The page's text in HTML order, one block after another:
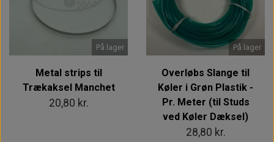
På lager
Metal strips til
Trækaksel Manchet
20,80 kr.
På lager
Overløbs Slange til
Køler i Grøn Plastik -
Pr. Meter (til Studs
ved Køler Dæksel)
28,80 kr.